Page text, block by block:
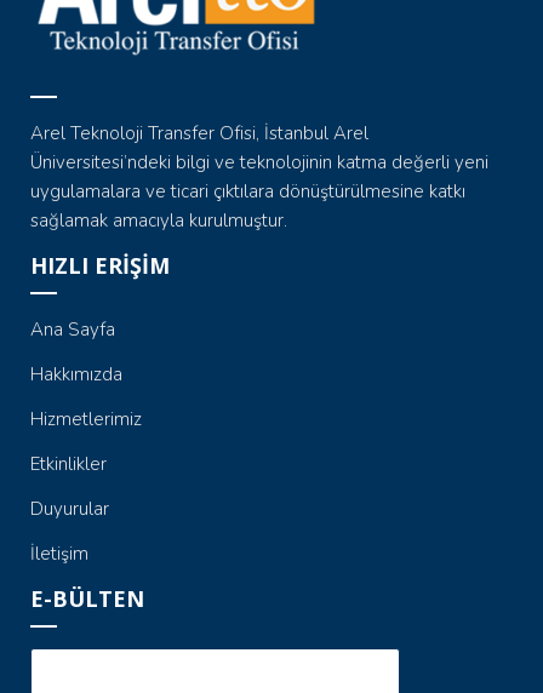
Arel Teknoloji Transfer Ofisi, İstanbul Arel
Üniversitesi’ndeki bilgi ve teknolojinin katma değerli yeni
uygulamalara ve ticari çıktılara dönüştürülmesine katkı
sağlamak amacıyla kurulmuştur.
HIZLI ERİŞİM
Ana Sayfa
Hakkımızda
Hizmetlerimiz
Etkinlikler
Duyurular
İletişim
E-BÜLTEN